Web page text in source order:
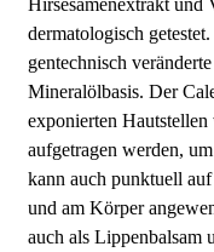
Hirsesamenextrakt und
dermatologisch
gentechnisch
Mineralölbasis. Der
exponierten
aufgetragen werden,
kann auch punktuell
und am Körper
auch als Lippenbalsam